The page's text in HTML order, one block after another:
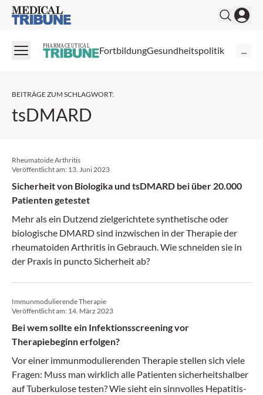
Medical Tribune
PHARMACEUTICAL FortbildungGesundheitspolitik ...
BEITRÄGE ZUM SCHLAGWORT:
tsDMARD
Rheumatoide Arthritis
Veröffentlicht am: 13. Juni 2023
Sicherheit von Biologika und tsDMARD bei über 20.000
Patienten getestet
Mehr als ein Dutzend zielgerichtete synthetische oder
biologische DMARD sind inzwischen in der Therapie der
rheuma­toiden Arthritis in Gebrauch. Wie schneiden sie in
der Praxis in puncto Sicherheit ab?
Immunmodulierende Therapie
Veröffentlicht am: 14. März 2023
Bei wem sollte ein Infektionsscreening vor
Therapiebeginn erfolgen?
Vor einer immunmodulierenden Therapie stellen sich viele
Fragen: Muss man wirklich alle Patienten sicherheitshalber
auf Tuberkulose testen? Wie sieht ein sinnvolles Hepatitis-